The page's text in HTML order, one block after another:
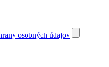
osobných údajov